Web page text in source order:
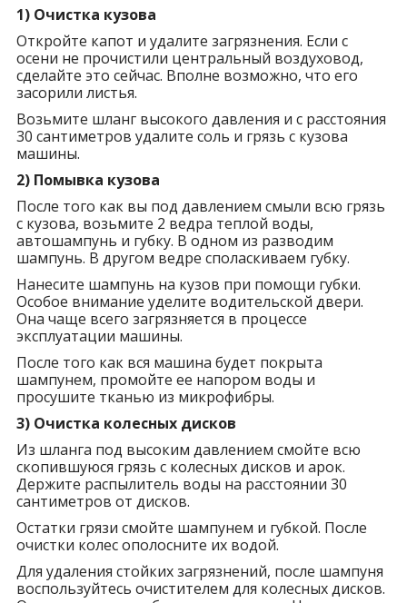
1) Очистка кузова
Откройте капот и удалите загрязнения. Если с
осени не прочистили центральный воздуховод,
сделайте это сейчас. Вполне возможно, что его
засорили листья.
Возьмите шланг высокого давления и с расстояния
30 сантиметров удалите соль и грязь с кузова
машины.
2) Помывка кузова
После того как вы под давлением смыли всю грязь
с кузова, возьмите 2 ведра теплой воды,
автошампунь и губку. В одном из разводим
шампунь. В другом ведре споласкиваем губку.
Нанесите шампунь на кузов при помощи губки.
Особое внимание уделите водительской двери.
Она чаще всего загрязняется в процессе
эксплуатации машины.
После того как вся машина будет покрыта
шампунем, промойте ее напором воды и
просушите тканью из микрофибры.
3) Очистка колесных дисков
Из шланга под высоким давлением смойте всю
скопившуюся грязь с колесных дисков и арок.
Держите распылитель воды на расстоянии 30
сантиметров от дисков.
Остатки грязи смойте шампунем и губкой. После
очистки колес ополосните их водой.
Для удаления стойких загрязнений, после шампуня
воспользуйтесь очистителем для колесных дисков.